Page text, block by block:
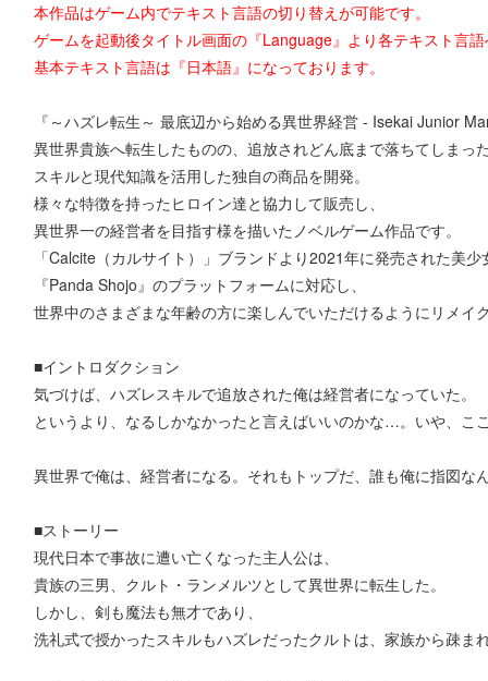
本作品はゲーム内でテキスト言語の切り替えが可能です。
ゲームを起動後タイトル画面の『Language』より各テキスト言
基本テキスト言語は『日本語』になっております。
『～ハズレ転生～ 最底辺から始める異世界経営 - Isekai Junior
異世界貴族へ転生したものの、追放されどん底まで落ちてしまっ
スキルと現代知識を活用した独自の商品を開発。
様々な特徴を持ったヒロイン達と協力して販売し、
異世界一の経営者を目指す様を描いたノベルゲーム作品です。
「Calcite（カルサイト）」ブランドより2021年に発売された美
『Panda Shojo』のプラットフォームに対応し、
世界中のさまざまな年齢の方に楽しんでいただけるようにリメイ
■イントロダクション
気づけば、ハズレスキルで追放された俺は経営者になっていた。
というより、なるしかなかったと言えばいいのかな…。いや、こ
異世界で俺は、経営者になる。それもトップだ、誰も俺に指図な
■ストーリー
現代日本で事故に遭い亡くなった主人公は、
貴族の三男、クルト・ランメルツとして異世界に転生した。
しかし、剣も魔法も無才であり、
洗礼式で授かったスキルもハズレだったクルトは、家族から疎